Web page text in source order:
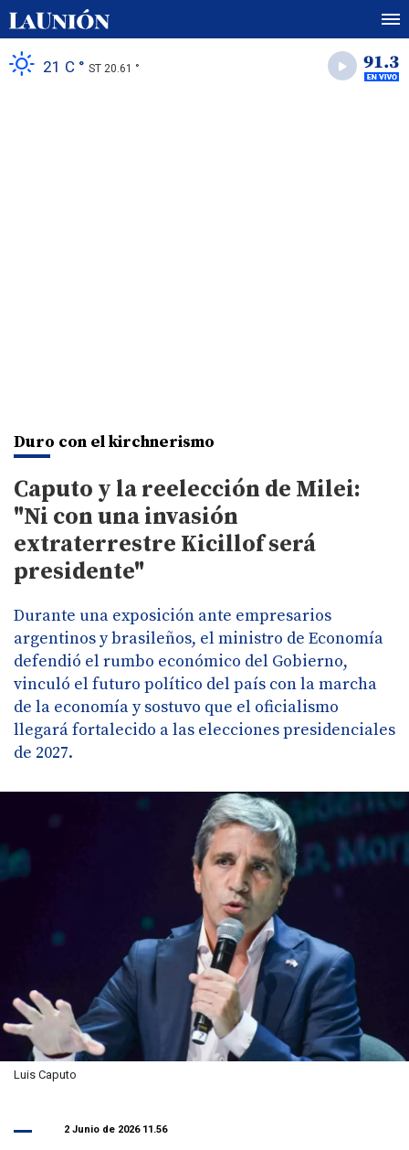
21 C ° ST 20.61 °
Duro con el kirchnerismo
Caputo y la reelección de Milei:
"Ni con una invasión
extraterrestre Kicillof será
presidente"
Durante una exposición ante empresarios
argentinos y brasileños, el ministro de Economía
defendió el rumbo económico del Gobierno,
vinculó el futuro político del país con la marcha
de la economía y sostuvo que el oficialismo
llegará fortalecido a las elecciones presidenciales
de 2027.
Luis Caputo
2 Junio de 2026 11.56